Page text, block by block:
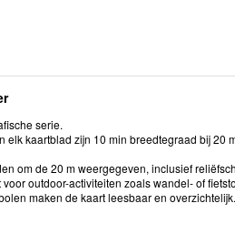
serie.
elk kaartblad zijn 10 min breedtegraad bij 20
om de 20 m weergegeven, inclusief
voor outdoor-activiteiten zoals wandel- of
maken de kaart leesbaar en overzichtelijk.